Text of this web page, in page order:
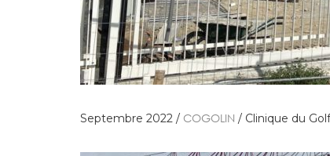
Septembre 2022 / COGOLIN / Clinique du